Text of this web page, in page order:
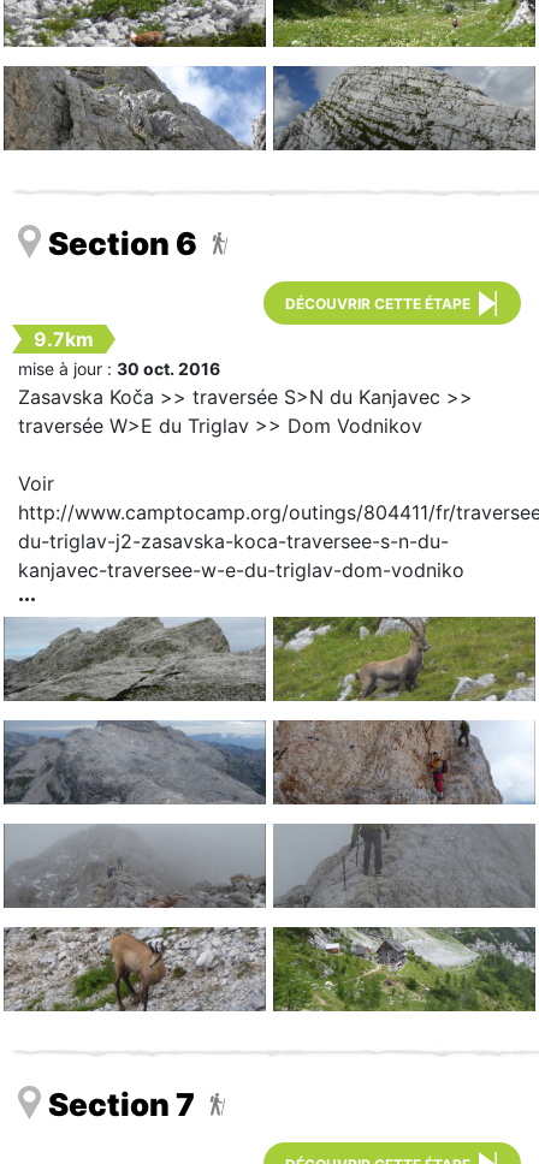
Section 6 
DÉCOUVRIR CETTE ÉTAPE
9.7km
mise à jour : 30 oct. 2016
Zasavska Koča >> traversée S>N du Kanjavec >>
traversée W>E du Triglav >> Dom Vodnikov
Voir
http://www.camptocamp.org/outings/804411/fr/
du-triglav-j2-zasavska-koca-traversee-s-n-du-
kanjavec-traversee-w-e-du-triglav-dom-vodniko
Section 7 